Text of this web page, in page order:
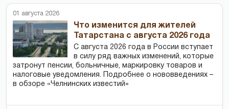
01 августа 2026
Что изменится для жителей
Татарстана с августа 2026 года
С августа 2026 года в России вступает
в силу ряд важных изменений, которые
затронут пенсии, больничные, маркировку товаров и
налоговые уведомления. Подробнее о нововведениях –
в обзоре «Челнинских известий»